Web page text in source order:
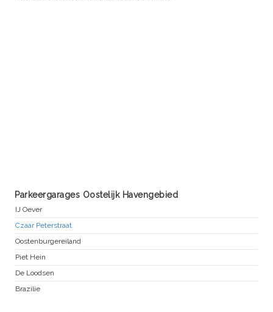
Parkeergarages Oostelijk Havengebied
IJ Oever
Czaar Peterstraat
Oostenburgereiland
Piet Hein
De Loodsen
Brazilie